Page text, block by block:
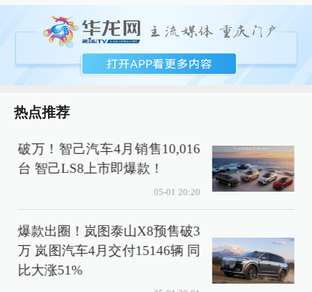
热点推荐
破万！智己汽车4月销售10,016
台 智己LS8上市即爆款！
05-01 20:20
爆款出圈！岚图泰山X8预售破3
万 岚图汽车4月交付15146辆 同
比大涨51%